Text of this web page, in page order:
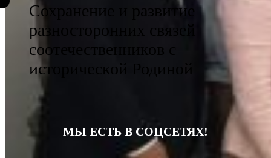
Сохранение и развитие
разносторонних связей
соотечественников с
исторической Родиной
МЫ ЕСТЬ В СОЦСЕТЯХ!